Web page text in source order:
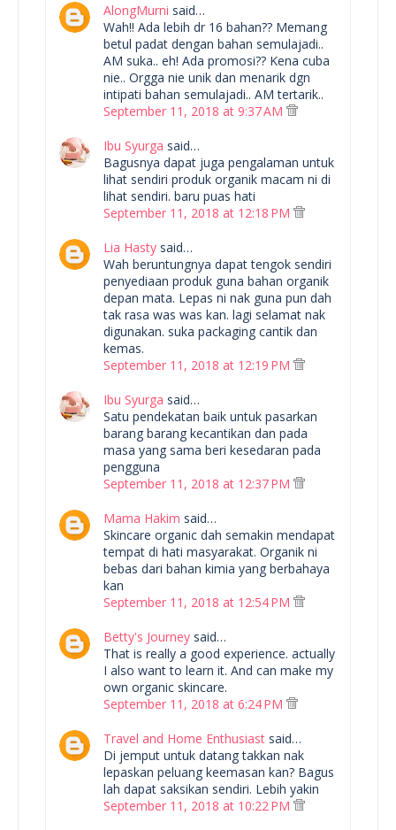
AlongMurni said…
Wah!! Ada lebih dr 16 bahan?? Memang
betul padat dengan bahan semulajadi..
AM suka.. eh! Ada promosi?? Kena cuba
nie.. Orgga nie unik dan menarik dgn
intipati bahan semulajadi.. AM tertarik..
September 11, 2018 at 9:37 AM
Ibu Syurga said…
Bagusnya dapat juga pengalaman untuk
lihat sendiri produk organik macam ni di
lihat sendiri. baru puas hati
September 11, 2018 at 12:18 PM
Lia Hasty said…
Wah beruntungnya dapat tengok sendiri
penyediaan produk guna bahan organik
depan mata. Lepas ni nak guna pun dah
tak rasa was was kan. lagi selamat nak
digunakan. suka packaging cantik dan
kemas.
September 11, 2018 at 12:19 PM
Ibu Syurga said…
Satu pendekatan baik untuk pasarkan
barang barang kecantikan dan pada
masa yang sama beri kesedaran pada
pengguna
September 11, 2018 at 12:37 PM
Mama Hakim said…
Skincare organic dah semakin mendapat
tempat di hati masyarakat. Organik ni
bebas dari bahan kimia yang berbahaya
kan
September 11, 2018 at 12:54 PM
Betty's Journey said…
That is really a good experience. actually
I also want to learn it. And can make my
own organic skincare.
September 11, 2018 at 6:24 PM
Travel and Home Enthusiast said…
Di jemput untuk datang takkan nak
lepaskan peluang keemasan kan? Bagus
lah dapat saksikan sendiri. Lebih yakin
September 11, 2018 at 10:22 PM